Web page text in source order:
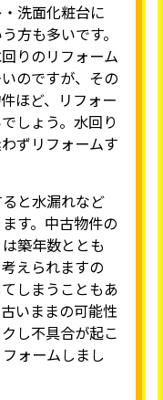
洗面化粧台に
方も多いです。
りのリフォーム
のですが、その
ほど、リフォー
しょう。水回り
ずリフォームす
と水漏れなど
す。中古物件の
築年数ととも
えられますの
しまうこともあ
いままの可能性
し不具合が起こ
ォームしまし